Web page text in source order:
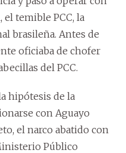
temible PCC, la
brasileña. Antes de
oficiaba de chofer
del PCC.
hipótesis de la
con Aguayo
el narco abatido con
Público